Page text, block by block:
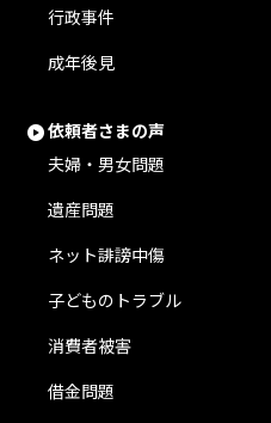
行政事件
成年後見
依頼者さまの声
夫婦・男女問題
遺産問題
ネット誹謗中傷
子どものトラブル
消費者被害
借金問題